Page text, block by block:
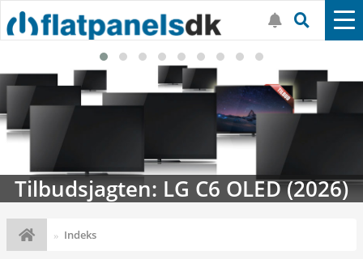
Tilbudsjagten: LG C6 OLED (2026)
Indeks